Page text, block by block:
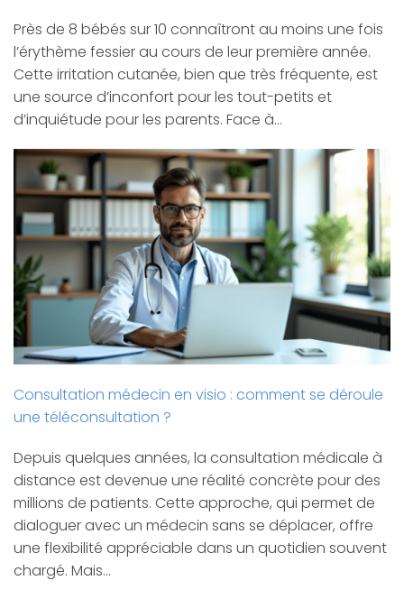
Près de 8 bébés sur 10 connaîtront au moins une fois
l’érythème fessier au cours de leur première année.
Cette irritation cutanée, bien que très fréquente, est
une source d’inconfort pour les tout-petits et
d’inquiétude pour les parents. Face à…
Consultation médecin en visio : comment se déroule
une téléconsultation ?
Depuis quelques années, la consultation médicale à
distance est devenue une réalité concrète pour des
millions de patients. Cette approche, qui permet de
dialoguer avec un médecin sans se déplacer, offre
une flexibilité appréciable dans un quotidien souvent
chargé. Mais…